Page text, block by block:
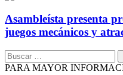
Asambleísta presenta
juegos mecánicos y
Buscar:
PARA MAYOR